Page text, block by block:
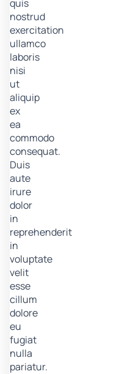
quis
nostrud
exercitation
ullamco
laboris
nisi
ut
aliquip
ex
ea
commodo
consequat.
Duis
aute
irure
dolor
in
reprehenderit
in
voluptate
velit
esse
cillum
dolore
eu
fugiat
nulla
pariatur.